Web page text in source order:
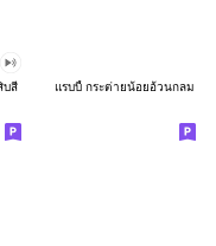
บสี่ แรบบี้ กระต่ายน้อยอ้วนกลม